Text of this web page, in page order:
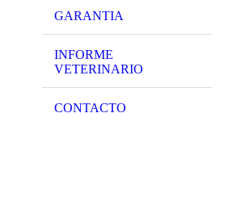
GARANTIA
INFORME
VETERINARIO
CONTACTO